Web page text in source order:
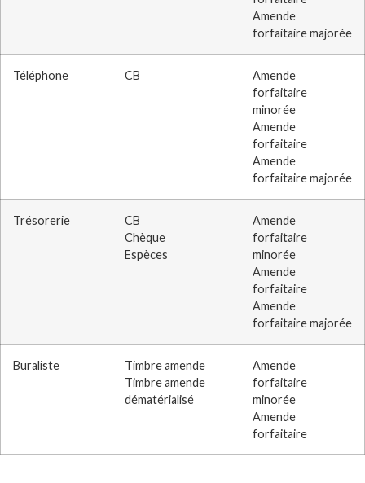
Amende
forfaitaire majorée
Téléphone CB
Amende
forfaitaire
minorée
Amende
forfaitaire
Amende
forfaitaire majorée
Trésorerie
CB
Chèque
Espèces
Amende
forfaitaire
minorée
Amende
forfaitaire
Amende
forfaitaire majorée
Buraliste
Timbre amende
Timbre amende
dématérialisé
Amende
forfaitaire
minorée
Amende
forfaitaire